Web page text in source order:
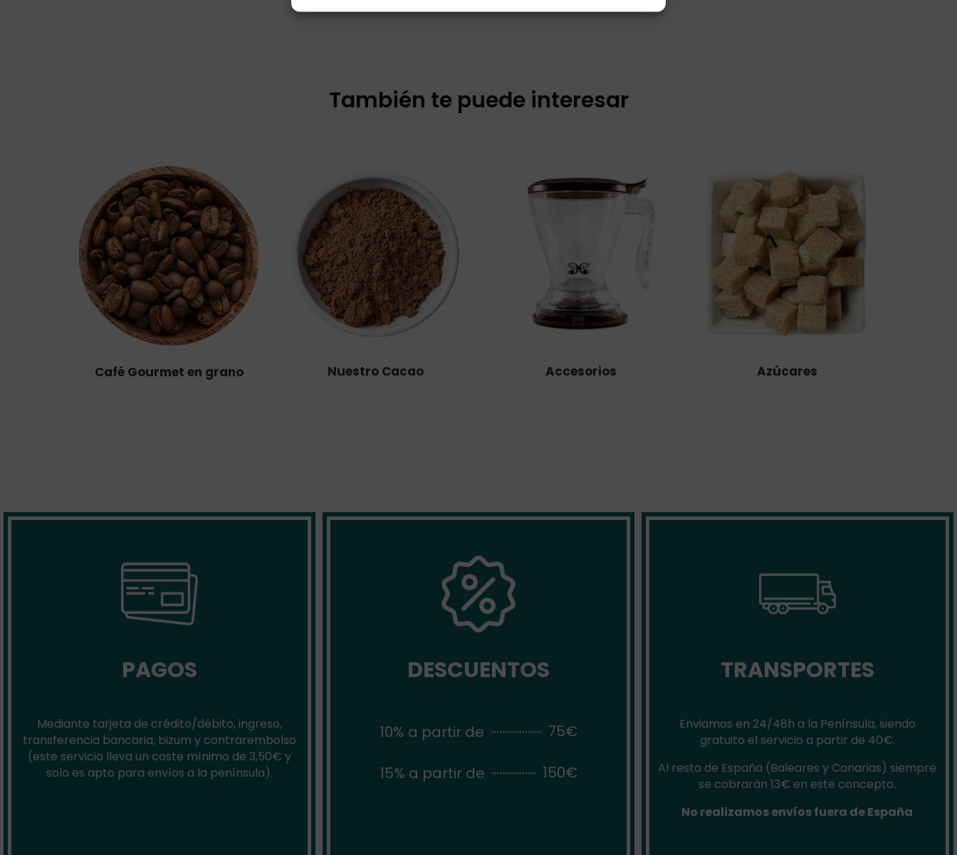
También te puede interesar
Café Gourmet en grano Nuestro Cacao Accesorios Azúcares
PAGOS
Mediante tarjeta de crédito/débito, ingreso,
transferencia bancaria, bizum y contrarembolso
(este servicio lleva un coste mínimo de 3,50€ y
solo es apto para envíos a la península).
DESCUENTOS
10% a partir de 75€
15% a partir de 150€
TRANSPORTES
Enviamos en 24/48h a la Península, siendo
gratuito el servicio a partir de 40€.
Al resto de España (Baleares y Canarias) siempre
se cobrarán 13€ en este concepto.
No realizamos envíos fuera de España